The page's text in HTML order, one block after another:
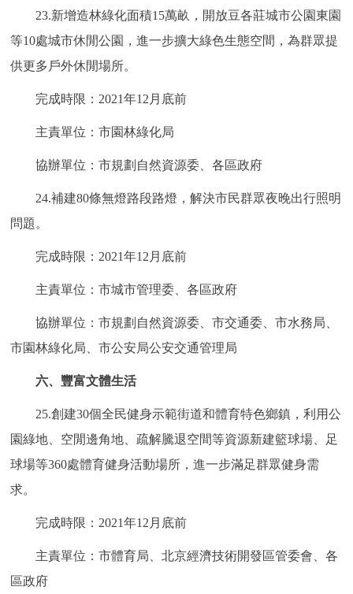
23.新增造林綠化面積15萬畝，開放豆各莊城市公園東園
等10處城市休閒公園，進一步擴大綠色生態空間，為群眾提
供更多戶外休閒場所。
完成時限：2021年12月底前
主責單位：市園林綠化局
協辦單位：市規劃自然資源委、各區政府
24.補建80條無燈路段路燈，解決市民群眾夜晚出行照明
問題。
完成時限：2021年12月底前
主責單位：市城市管理委、各區政府
協辦單位：市規劃自然資源委、市交通委、市水務局、
市園林綠化局、市公安局公安交通管理局
六、豐富文體生活
25.創建30個全民健身示範街道和體育特色鄉鎮，利用公
園綠地、空閒邊角地、疏解騰退空間等資源新建籃球場、足
球場等360處體育健身活動場所，進一步滿足群眾健身需
求。
完成時限：2021年12月底前
主責單位：市體育局、北京經濟技術開發區管委會、各
區政府